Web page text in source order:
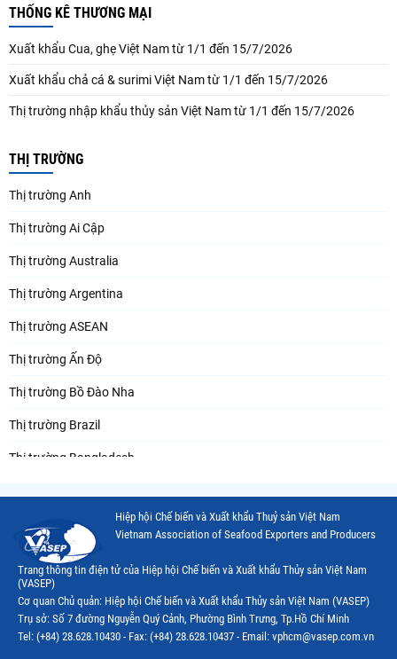
THỐNG KÊ THƯƠNG MẠI
Xuất khẩu Cua, ghẹ Việt Nam từ 1/1 đến 15/7/2026
Xuất khẩu chả cá & surimi Việt Nam từ 1/1 đến 15/7/2026
Thị trường nhập khẩu thủy sản Việt Nam từ 1/1 đến 15/7/2026
THỊ TRƯỜNG
Thị trường Anh
Thị trường Ai Cập
Thị trường Australia
Thị trường Argentina
Thị trường ASEAN
Thị trường Ấn Độ
Thị trường Bồ Đào Nha
Thị trường Brazil
Thị trường Bangladesh
Thị trường Canada
Thị trường Ecuador
Thị trường EU
Thị trường Indonesia
Hiệp hội Chế biến và Xuất khẩu Thuỷ sản Việt Nam
Vietnam Association of Seafood Exporters and Producers
Trang thông tin điện tử của Hiệp hội Chế biến và Xuất khẩu Thủy sản Việt Nam
(VASEP)
Cơ quan Chủ quản: Hiệp hội Chế biến và Xuất khẩu Thủy sản Việt Nam (VASEP)
Trụ sở: Số 7 đường Nguyễn Quý Cảnh, Phường Bình Trưng, Tp.Hồ Chí Minh
Tel: (+84) 28.628.10430 - Fax: (+84) 28.628.10437 - Email: vphcm@vasep.com.vn